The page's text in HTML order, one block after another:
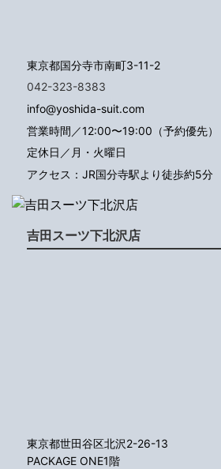
東京都国分寺市南町3-11-2
042-323-8383
info@yoshida-suit.com
営業時間／12:00〜19:00（予約優先）
定休日／月・火曜日
アクセス：JR国分寺駅より徒歩約5分
吉田スーツ下北沢店
東京都世田谷区北沢2-26-13
PACKAGE ONE1階